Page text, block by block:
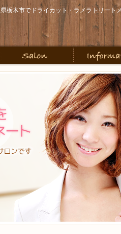
栃木市でドライカット・ラメラトリート